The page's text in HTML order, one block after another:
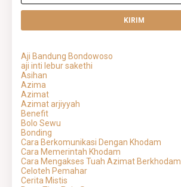
Aji Bandung Bondowoso
aji inti lebur sakethi
Asihan
Azima
Azimat
Azimat arjiyyah
Benefit
Bolo Sewu
Bonding
Cara Berkomunikasi Dengan Khodam
Cara Memerintah Khodam
Cara Mengakses Tuah Azimat Berkhodam
Celoteh Pemahar
Cerita Mistis